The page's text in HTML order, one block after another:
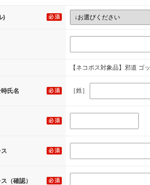
)
【ネコポス対象品】邪道 ゴ
氏名 ［姓］
（確認）